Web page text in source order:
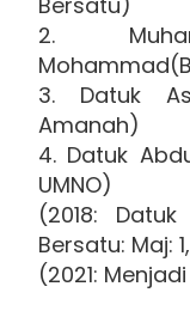
2.
3. Datuk
Amanah)
4. Datuk
UMNO)
(2018:
Bersatu: Maj:
(2021: